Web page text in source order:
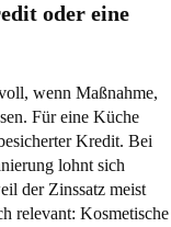
oder eine
wenn Maßnahme,
Für eine Küche
Kredit. Bei
lohnt sich
der Zinssatz meist
relevant: Kosmetische